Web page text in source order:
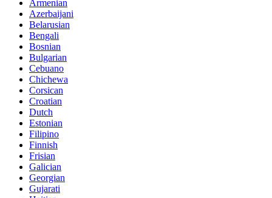
Armenian
Azerbaijani
Belarusian
Bengali
Bosnian
Bulgarian
Cebuano
Chichewa
Corsican
Croatian
Dutch
Estonian
Filipino
Finnish
Frisian
Galician
Georgian
Gujarati